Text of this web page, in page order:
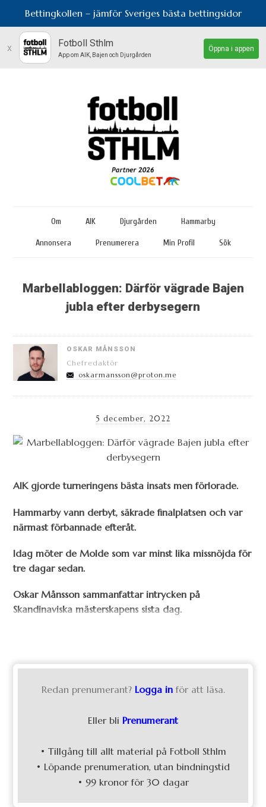
Bettingkollen – jämför Sveriges bästa bettingsidor
x Fotboll Sthlm
App om AIK, Bajen och Djurgården
Öppna i appen
Om AIK Djurgården Hammarby
Annonsera Prenumerera Min Profil Sök
Marbellabloggen: Därför vägrade Bajen
jubla efter derbysegern
OSKAR MÅNSSON
Chefredaktör
oskarmansson@proton.me
5 december, 2022
AIK gjorde turneringens bästa insats men förlorade.
Hammarby vann derbyt, säkrade finalplatsen och var
närmast förbannade efteråt.
Idag möter de Molde som var minst lika missnöjda för
tre dagar sedan.
Oskar Månsson sammanfattar intrycken på
Skandinaviska mästerskapens sista dag.
Redan prenumerant? Logga in för att läsa.
Eller bli Prenumerant
• Tillgång till allt material på Fotboll Sthlm
• Löpande prenumeration, utan bindningstid
• 99 kronor för 30 dagar